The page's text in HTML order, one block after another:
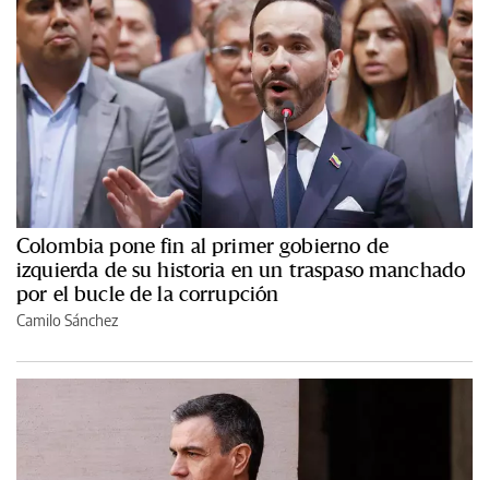
Colombia pone fin al primer gobierno de
izquierda de su historia en un traspaso manchado
por el bucle de la corrupción
Camilo Sánchez